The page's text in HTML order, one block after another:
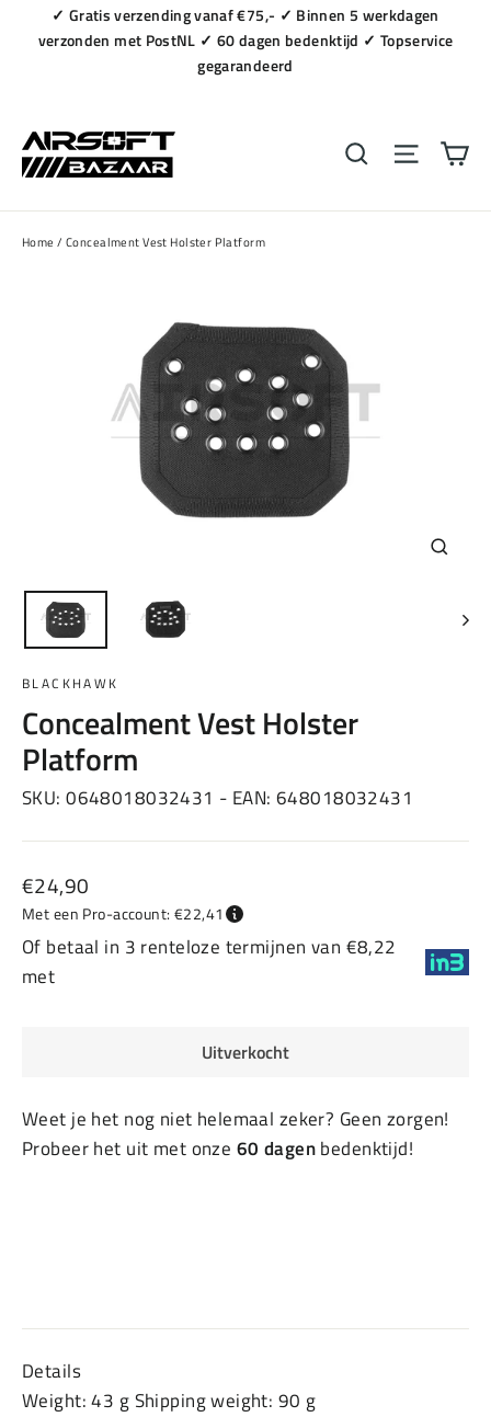
content
✓ Gratis verzending vanaf €75,- ✓ Binnen 5 werkdagen
verzonden met PostNL ✓ 60 dagen bedenktijd ✓ Topservice
gegarandeerd
Zoeken
Home / Concealment Vest Holster Platform
Sluiten
BLACKHAWK
Concealment Vest Holster
Platform
SKU:0648018032431 - EAN:648018032431
€24,90
prijs
Met een Pro-account: €22,41
Of betaal in 3 renteloze termijnen van €8,22
met
Uitverkocht
Weet je het nog niet helemaal zeker? Geen zorgen!
Probeer het uit met onze 60 dagenbedenktijd!
Details
Weight: 43 g Shipping weight: 90 g